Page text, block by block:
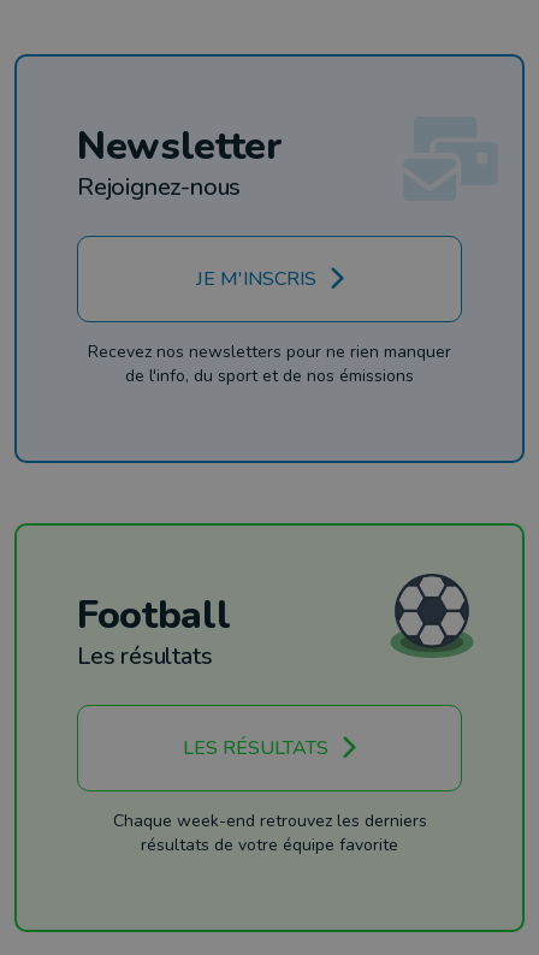
Newsletter
Rejoignez-nous
JE M'INSCRIS
Recevez nos newsletters pour ne rien manquer
de l'info, du sport et de nos émissions
Football
Les résultats
LES RÉSULTATS
Chaque week-end retrouvez les derniers
résultats de votre équipe favorite